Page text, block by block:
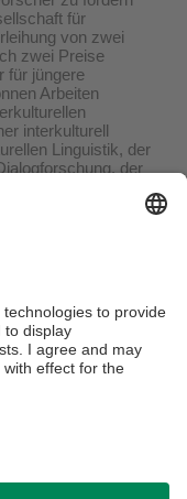
für
von zwei
zwei Preise
für jüngere
Arbeiten
interkulturell
Linguistik, der
der
den
und
Euro dotiert.